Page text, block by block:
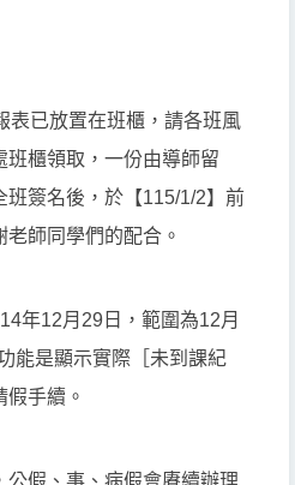
表已放置在班櫃，請各班風
櫃領取，一份由導師留
班簽名後，於【115/1/2】前
師同學們的配合。
年12月29日，範圍為12月
能是顯示實際［未到課紀
手續。